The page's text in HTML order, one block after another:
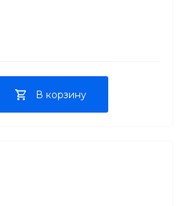
который возьмет на
приготовлению идеального
Но KitchenAid с
себя эти функции и готовит
– целостность
пластиковых деталей.
14,5 см, а толщина – от
В корзину